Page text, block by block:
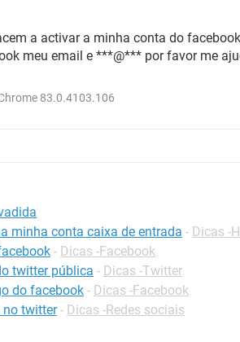
a activar a minha conta do
meu email e ***@*** por favor me
83.0.4103.106
minha conta caixa de entrada - Dicas -
- Dicas -Facebook
twitter pública - Dicas -Twitter
do facebook - Dicas -Facebook
no twitter - Dicas -Redes sociais